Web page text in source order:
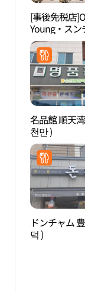
[事後免税店
Young・ス
ョン（順天
(올리브영 순
점)
名品館 順天
천만 )
ドンチャム
덕 )